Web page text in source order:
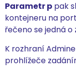
Parametr p pak
kontejneru na
řečeno se jedná
K rozhraní
prohlížeče